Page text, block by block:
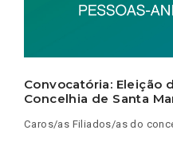
Convocatória: Eleição
Concelhia de Santa
Caros/as Filiados/as do